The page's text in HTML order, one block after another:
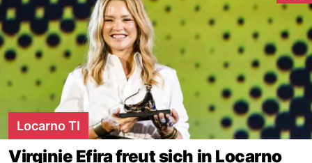
Locarno TI
Virginie Efira freut sich in Locarno